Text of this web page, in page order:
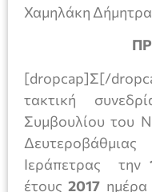
Χαμηλάκη Δήμητρα
[dropcap]Σ[/
τακτική
Συμβουλίου του
Ιεράπετρας την
έτους2017